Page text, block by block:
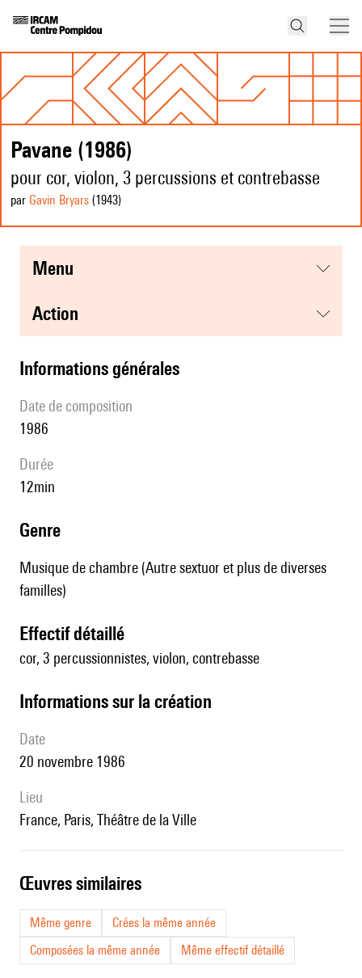
Pavane (1986)
pour cor, violon, 3 percussions et contrebasse
par Gavin Bryars (1943)
menu
action
informations générales
date de composition
1986
durée
12min
genre
Musique de chambre (Autre sextuor et plus de diverses
familles)
effectif détaillé
cor, 3 percussionnistes, violon, contrebasse
informations sur la création
date
20 novembre 1986
lieu
France, Paris, Théâtre de la Ville
œuvres similaires
Même genre
Crées la même année
Composées la même année
Même effectif détaillé